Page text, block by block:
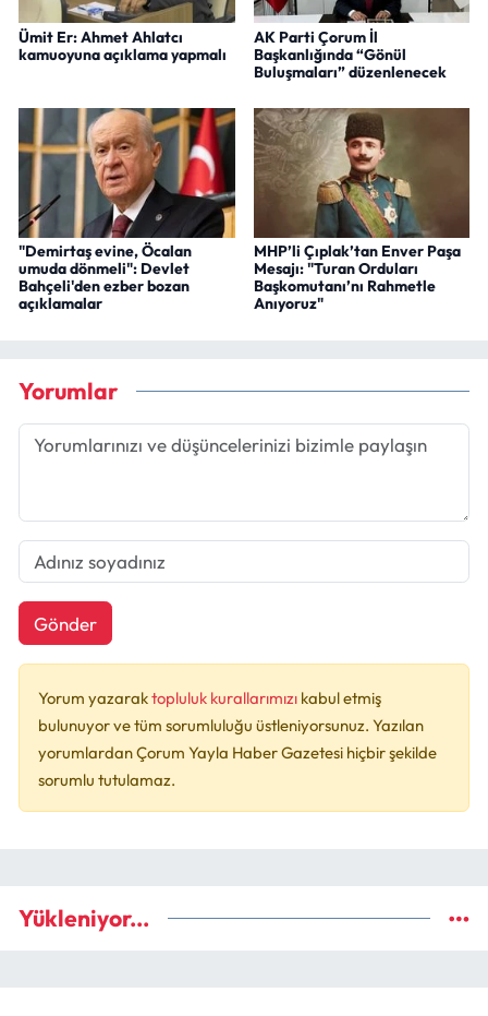
Ümit Er: Ahmet Ahlatcı
kamuoyuna açıklama yapmalı
AK Parti Çorum İl
Başkanlığında “Gönül
Buluşmaları” düzenlenecek
"Demirtaş evine, Öcalan
umuda dönmeli": Devlet
Bahçeli'den ezber bozan
açıklamalar
MHP’li Çıplak’tan Enver Paşa
Mesajı: "Turan Orduları
Başkomutanı’nı Rahmetle
Anıyoruz"
Yorumlar
Gönder
Yorum yazaraktopluluk kurallarımızı kabul etmiş
bulunuyor ve tüm sorumluluğu üstleniyorsunuz. Yazılan
yorumlardan Çorum Yayla Haber Gazetesi hiçbir şekilde
sorumlu tutulamaz.
Yükleniyor...